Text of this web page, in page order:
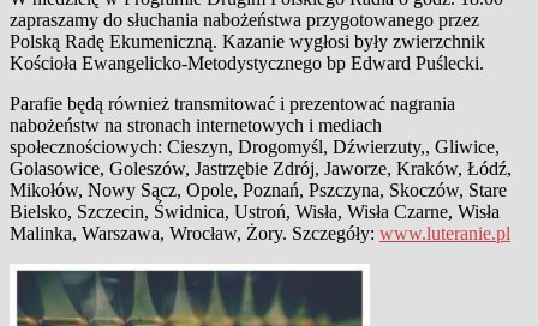
zapraszamy do słuchania nabożeństwa przygotowanego przez
Polską Radę Ekumeniczną. Kazanie wygłosi były zwierzchnik
Kościoła Ewangelicko-Metodystycznego bp Edward Puślecki.
Parafie będą również transmitować i prezentować nagrania
nabożeństw na stronach internetowych i mediach
społecznościowych: Cieszyn, Drogomyśl, Dźwierzuty,, Gliwice,
Golasowice, Goleszów, Jastrzębie Zdrój, Jaworze, Kraków, Łódź,
Mikołów, Nowy Sącz, Opole, Poznań, Pszczyna, Skoczów, Stare
Bielsko, Szczecin, Świdnica, Ustroń, Wisła, Wisła Czarne, Wisła
Malinka, Warszawa, Wrocław, Żory. Szczegóły: www.luteranie.pl